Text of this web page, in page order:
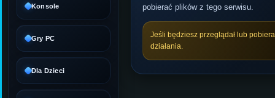
Konsole
Gry PC
Dla Dzieci
pobierać plików z tego serwisu.
Jeśli będziesz przeglądał lub
działania.